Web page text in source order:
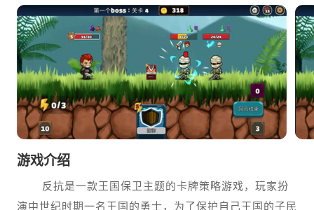
游戏介绍
反抗是一款王国保卫主题的卡牌策略游戏，玩家扮
演中世纪时期一名王国的勇士，为了保护自己王国的子民